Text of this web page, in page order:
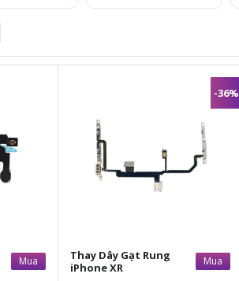
Mua
-36%
Thay Dây Gạt Rung
iPhone XR
Mua